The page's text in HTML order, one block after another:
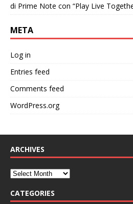
di Prime Note con “Play Live
META
Log in
Entries feed
Comments feed
WordPress.org
ARCHIVES
CATEGORIES